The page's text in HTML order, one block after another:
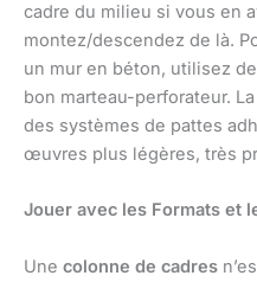
cadre du milieu si vous en
montez/descendez de là.
un mur en béton, utilisez
bon marteau-perforateur.
des systèmes de pattes
œuvres plus légères, très
Jouer avec les Formats et
Une colonne de cadres